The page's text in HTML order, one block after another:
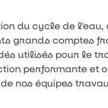
du cycle de l'eau,
grands comptes
utilisés pour le
performante et
nos équipes